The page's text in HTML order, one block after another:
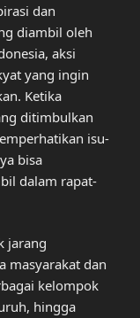
dan
diambil oleh
aksi
yang ingin
Ketika
ditimbulkan
isu-
bisa
dalam rapat-
jarang
masyarakat dan
kelompok
hingga